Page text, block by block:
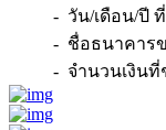
- วัน/เดือน/ปี ที่ท
- ชื่อธนาคารขอ
- จำนวนเงินที่ช